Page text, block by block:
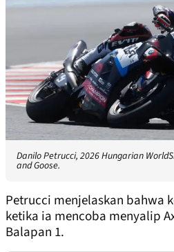
Danilo Petrucci, 2026 Hungarian
and Goose.
Petrucci menjelaskan bahwa
ketika ia mencoba menyalip
Balapan 1.